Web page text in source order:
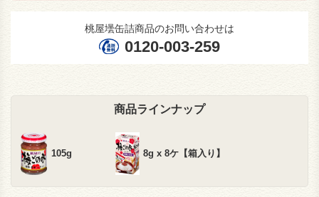
桃屋壜缶詰商品のお問い合わせは
0120-003-259
商品ラインナップ
105g 8g x 8ケ【箱入り】